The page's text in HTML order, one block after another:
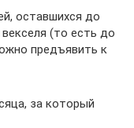
оставшихся до
(то есть до
предъявить к
за который